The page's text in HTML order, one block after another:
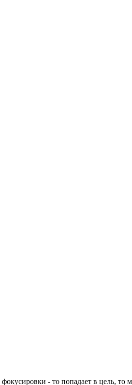
- то попадает в цель,